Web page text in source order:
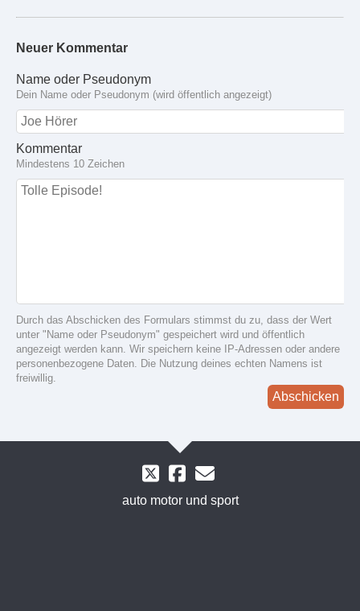
Neuer Kommentar
Name oder Pseudonym
Dein Name oder Pseudonym (wird öffentlich angezeigt)
Kommentar
Mindestens 10 Zeichen
Durch das Abschicken des Formulars stimmst du zu, dass der Wert
unter "Name oder Pseudonym" gespeichert wird und öffentlich
angezeigt werden kann. Wir speichern keine IP-Adressen oder andere
personenbezogene Daten. Die Nutzung deines echten Namens ist
freiwillig.
Abschicken
auto motor und sport